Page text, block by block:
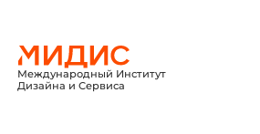
Международный Институт
Дизайна и Сервиса